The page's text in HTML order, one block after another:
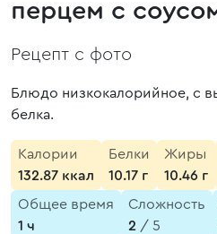
перцем с
Рецепт с фото
Блюдо низкокалорийное, с
белка.
Калории
132.87 ккал
Белки
10.17 г
Жиры
10.46 г
Общее время
1 ч
Сложность
2 / 5